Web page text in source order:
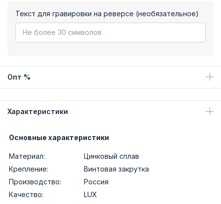
Текст для гравировки на реверсе (необязательное)
Опт %
Характеристики
Основные характеристики
Материал:
Цинковый сплав
Крепление:
Винтовая закрутка
Производство:
Россия
Качество:
LUX